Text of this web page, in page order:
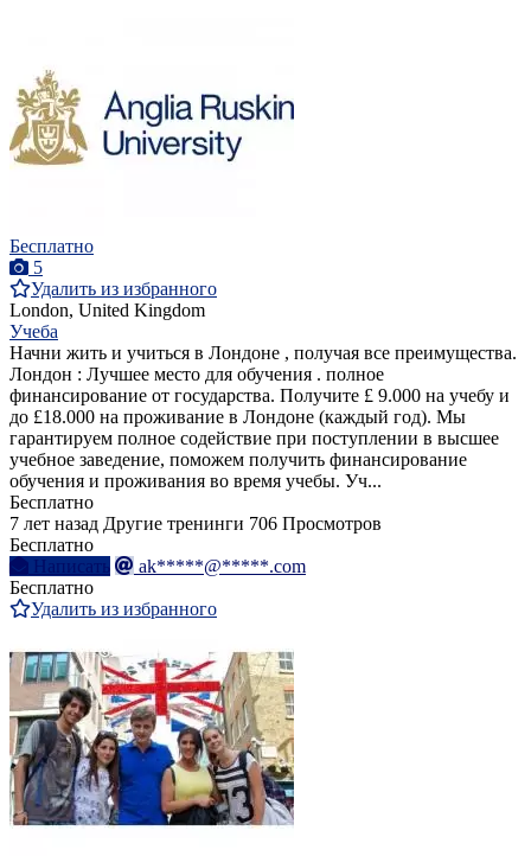
Бесплатно
5
Удалить из избранного
London, United Kingdom
Учеба
Начни жить и учиться в Лондоне , получая все преимущества.
Лондон : Лучшее место для обучения . полное
финансирование от государства. Получите £ 9.000 на учебу и
до £18.000 на проживание в Лондоне (каждый год). Мы
гарантируем полное содействие при поступлении в высшее
учебное заведение, поможем получить финансирование
обучения и проживания во время учебы. Уч...
Бесплатно
7 лет назад Другие тренинги 706 Просмотров
Бесплатно
Написать
ak*****@*****.com
Бесплатно
Удалить из избранного